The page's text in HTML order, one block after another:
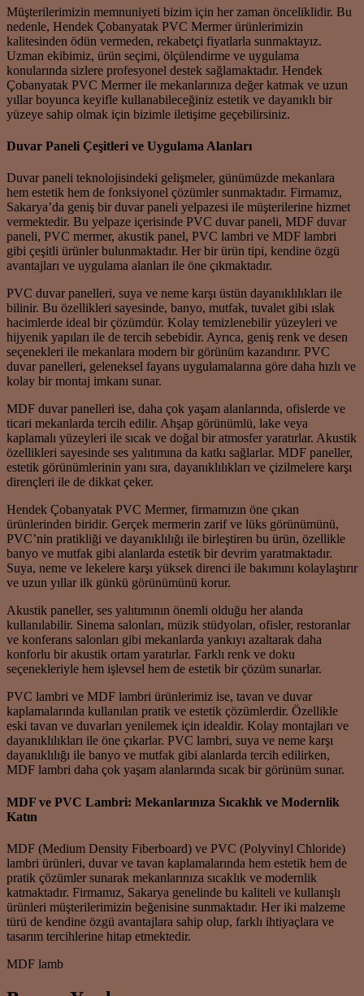
Müşterilerimizin memnuniyeti bizim için her zaman önceliklidir. Bu
nedenle, Hendek Çobanyatak PVC Mermer ürünlerimizin
kalitesinden ödün vermeden, rekabetçi fiyatlarla sunmaktayız.
Uzman ekibimiz, ürün seçimi, ölçülendirme ve uygulama
konularında sizlere profesyonel destek sağlamaktadır. Hendek
Çobanyatak PVC Mermer ile mekanlarınıza değer katmak ve uzun
yıllar boyunca keyifle kullanabileceğiniz estetik ve dayanıklı bir
yüzeye sahip olmak için bizimle iletişime geçebilirsiniz.
Duvar Paneli Çeşitleri ve Uygulama Alanları
Duvar paneli teknolojisindeki gelişmeler, günümüzde mekanlara
hem estetik hem de fonksiyonel çözümler sunmaktadır. Firmamız,
Sakarya’da geniş bir duvar paneli yelpazesi ile müşterilerine hizmet
vermektedir. Bu yelpaze içerisinde PVC duvar paneli, MDF duvar
paneli, PVC mermer, akustik panel, PVC lambri ve MDF lambri
gibi çeşitli ürünler bulunmaktadır. Her bir ürün tipi, kendine özgü
avantajları ve uygulama alanları ile öne çıkmaktadır.
PVC duvar panelleri, suya ve neme karşı üstün dayanıklılıkları ile
bilinir. Bu özellikleri sayesinde, banyo, mutfak, tuvalet gibi ıslak
hacimlerde ideal bir çözümdür. Kolay temizlenebilir yüzeyleri ve
hijyenik yapıları ile de tercih sebebidir. Ayrıca, geniş renk ve desen
seçenekleri ile mekanlara modern bir görünüm kazandırır. PVC
duvar panelleri, geleneksel fayans uygulamalarına göre daha hızlı ve
kolay bir montaj imkanı sunar.
MDF duvar panelleri ise, daha çok yaşam alanlarında, ofislerde ve
ticari mekanlarda tercih edilir. Ahşap görünümlü, lake veya
kaplamalı yüzeyleri ile sıcak ve doğal bir atmosfer yaratırlar. Akustik
özellikleri sayesinde ses yalıtımına da katkı sağlarlar. MDF paneller,
estetik görünümlerinin yanı sıra, dayanıklılıkları ve çizilmelere karşı
dirençleri ile de dikkat çeker.
Hendek Çobanyatak PVC Mermer, firmamızın öne çıkan
ürünlerinden biridir. Gerçek mermerin zarif ve lüks görünümünü,
PVC’nin pratikliği ve dayanıklılığı ile birleştiren bu ürün, özellikle
banyo ve mutfak gibi alanlarda estetik bir devrim yaratmaktadır.
Suya, neme ve lekelere karşı yüksek direnci ile bakımını kolaylaştırır
ve uzun yıllar ilk günkü görünümünü korur.
Akustik paneller, ses yalıtımının önemli olduğu her alanda
kullanılabilir. Sinema salonları, müzik stüdyoları, ofisler, restoranlar
ve konferans salonları gibi mekanlarda yankıyı azaltarak daha
konforlu bir akustik ortam yaratırlar. Farklı renk ve doku
seçenekleriyle hem işlevsel hem de estetik bir çözüm sunarlar.
PVC lambri ve MDF lambri ürünlerimiz ise, tavan ve duvar
kaplamalarında kullanılan pratik ve estetik çözümlerdir. Özellikle
eski tavan ve duvarları yenilemek için idealdir. Kolay montajları ve
dayanıklılıkları ile öne çıkarlar. PVC lambri, suya ve neme karşı
dayanıklılığı ile banyo ve mutfak gibi alanlarda tercih edilirken,
MDF lambri daha çok yaşam alanlarında sıcak bir görünüm sunar.
MDF ve PVC Lambri: Mekanlarınıza Sıcaklık ve Modernlik
Katın
MDF (Medium Density Fiberboard) ve PVC (Polyvinyl Chloride)
lambri ürünleri, duvar ve tavan kaplamalarında hem estetik hem de
pratik çözümler sunarak mekanlarınıza sıcaklık ve modernlik
katmaktadır. Firmamız, Sakarya genelinde bu kaliteli ve kullanışlı
ürünleri müşterilerimizin beğenisine sunmaktadır. Her iki malzeme
türü de kendine özgü avantajlara sahip olup, farklı ihtiyaçlara ve
tasarım tercihlerine hitap etmektedir.
MDF lamb